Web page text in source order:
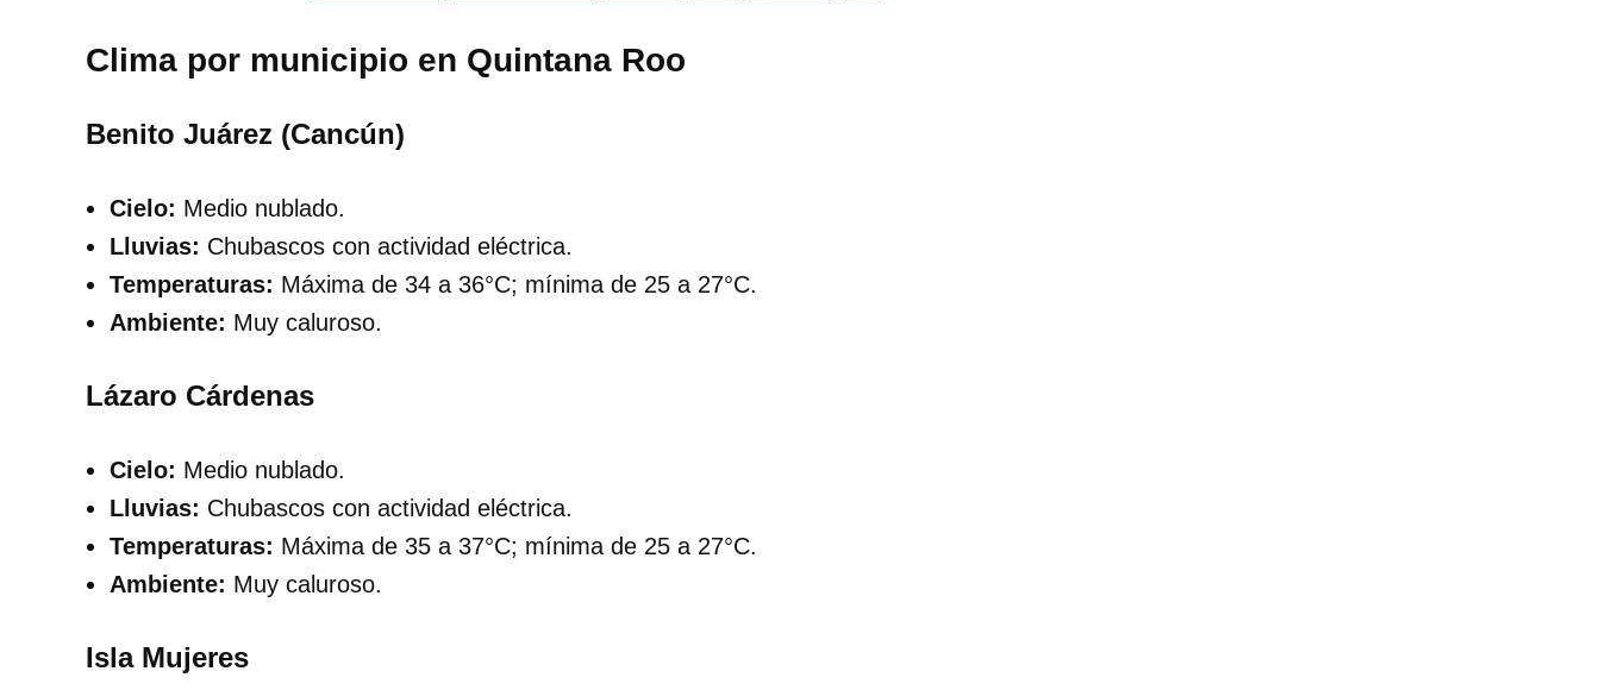
Clima por municipio en Quintana Roo
Benito Juárez (Cancún)
Cielo: Medio nublado.
Lluvias: Chubascos con actividad eléctrica.
Temperaturas: Máxima de 34 a 36°C; mínima de 25 a 27°C.
Ambiente: Muy caluroso.
Lázaro Cárdenas
Cielo: Medio nublado.
Lluvias: Chubascos con actividad eléctrica.
Temperaturas: Máxima de 35 a 37°C; mínima de 25 a 27°C.
Ambiente: Muy caluroso.
Isla Mujeres